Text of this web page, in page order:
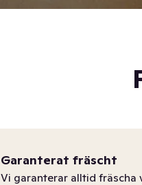
Garanterat fräscht
Vi garanterar alltid fräscha